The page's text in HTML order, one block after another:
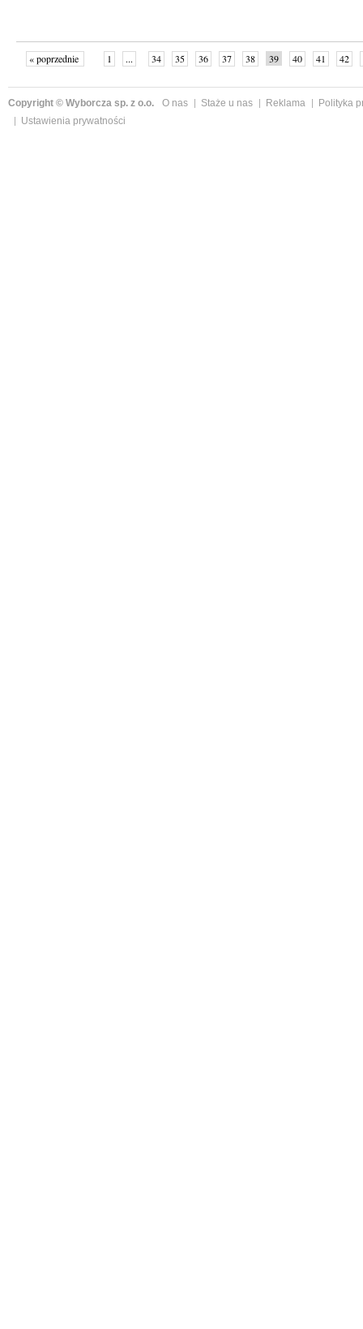
« poprzednie 1 ... 34 35 36 37 38 39 40 41 42
Copyright © Wyborcza sp. z o.o. O nas Staże u nas Reklama
Polityka
Ustawienia prywatności